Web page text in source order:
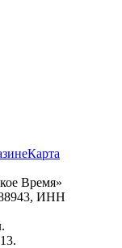
Карта
Время»
ИНН